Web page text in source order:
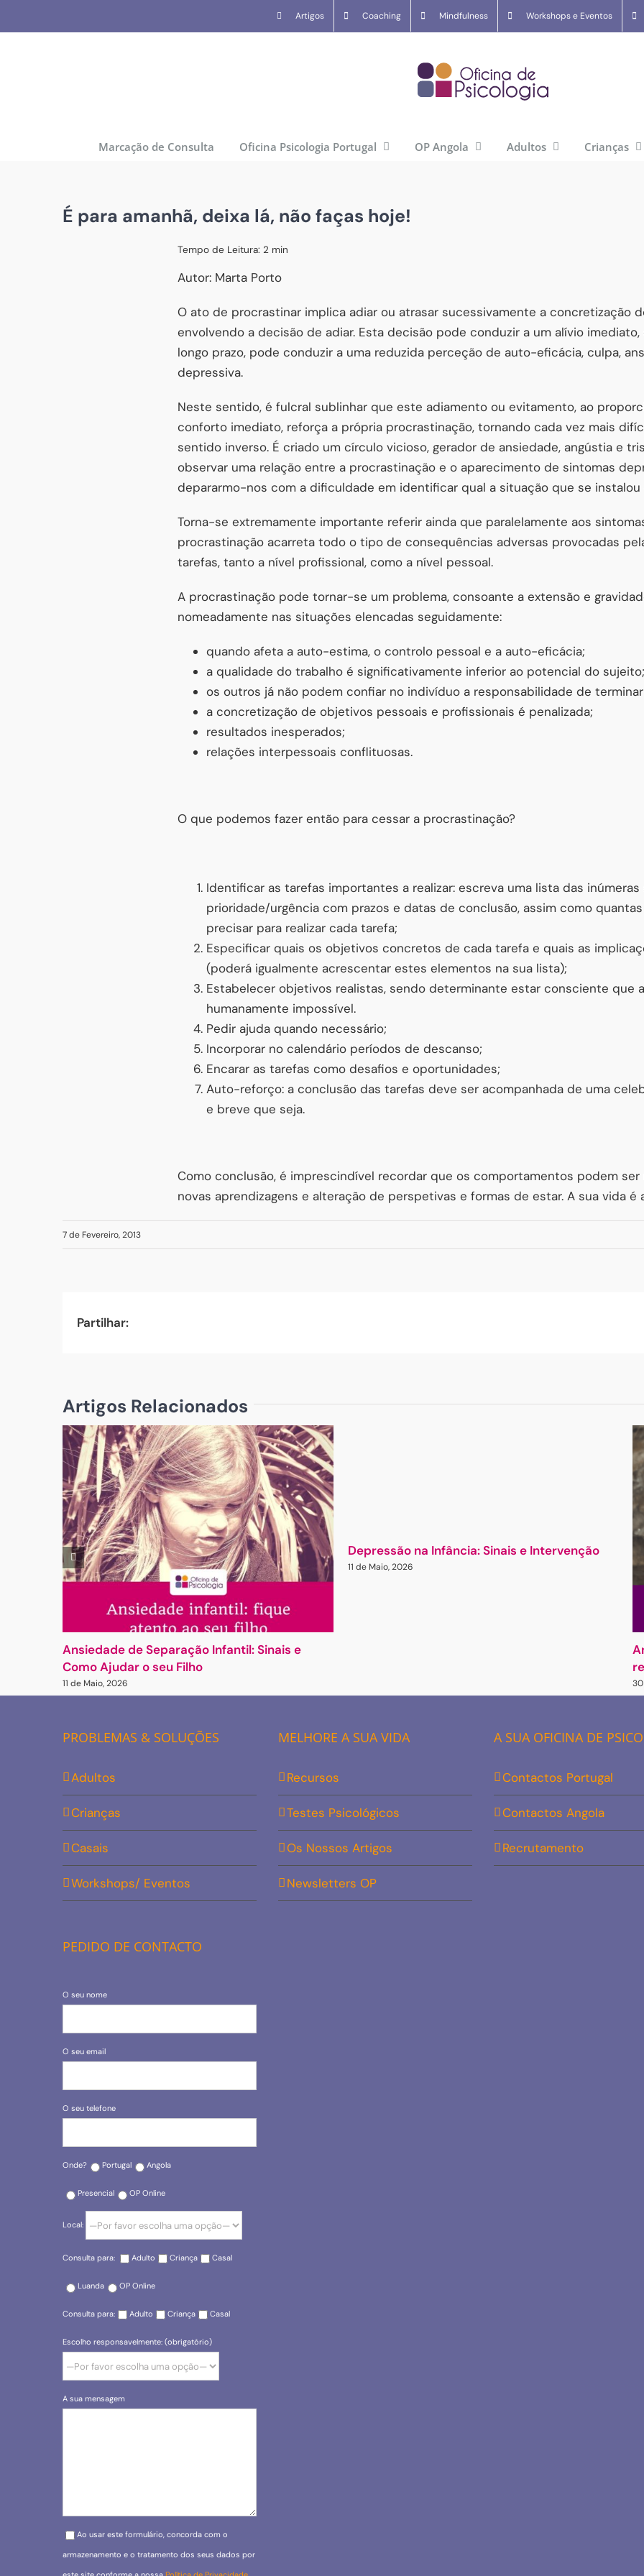
to
Artigos Coaching Mindfulness Workshops e Eventos
Marcação de Consulta Oficina Psicologia Portugal OP Angola Adultos Crianças
É para amanhã, deixa lá, não faças hoje!
Tempo de Leitura: 2 min
Autor: Marta Porto
O ato de procrastinar implica adiar ou atrasar sucessivamente a concretização
envolvendo a decisão de adiar. Esta decisão pode conduzir a um alívio
longo prazo, pode conduzir a uma reduzida perceção de auto-eficácia, culpa,
depressiva.
Neste sentido, é fulcral sublinhar que este adiamento ou evitamento, ao
conforto imediato, reforça a própria procrastinação, tornando cada vez mais
sentido inverso. É criado um círculo vicioso, gerador de ansiedade, angústia e
observar uma relação entre a procrastinação e o aparecimento de sintomas
depararmo-nos com a dificuldade em identificar qual a situação que se instalou
Torna-se extremamente importante referir ainda que paralelamente aos
procrastinação acarreta todo o tipo de consequências adversas provocadas
tarefas, tanto a nível profissional, como a nível pessoal.
A procrastinação pode tornar-se um problema, consoante a extensão e
nomeadamente nas situações elencadas seguidamente:
quando afeta a auto-estima, o controlo pessoal e a auto-eficácia;
a qualidade do trabalho é significativamente inferior ao potencial do sujeito;
os outros já não podem confiar no indivíduo a responsabilidade de
a concretização de objetivos pessoais e profissionais é penalizada;
resultados inesperados;
relações interpessoais conflituosas.
O que podemos fazer então para cessar a procrastinação?
Identificar as tarefas importantes a realizar: escreva uma lista das
prioridade/urgência com prazos e datas de conclusão, assim como
precisar para realizar cada tarefa;
Especificar quais os objetivos concretos de cada tarefa e quais as
(poderá igualmente acrescentar estes elementos na sua lista);
Estabelecer objetivos realistas, sendo determinante estar consciente que
humanamente impossível.
Pedir ajuda quando necessário;
Incorporar no calendário períodos de descanso;
Encarar as tarefas como desafios e oportunidades;
Auto-reforço: a conclusão das tarefas deve ser acompanhada de uma
e breve que seja.
Como conclusão, é imprescindível recordar que os comportamentos podem
novas aprendizagens e alteração de perspetivas e formas de estar. A sua vida é
7 de Fevereiro, 2013
Partilhar:
Artigos Relacionados
Ansiedade de Separação Infantil: Sinais e
Como Ajudar o seu Filho
11 de Maio, 2026
Depressão na Infância: Sinais e Intervenção
11 de Maio, 2026
PROBLEMAS & SOLUÇÕES
Adultos
Crianças
Casais
Workshops/ Eventos
PEDIDO DE CONTACTO
O seu nome
O seu email
O seu telefone
Onde? Portugal Angola
Presencial OP Online
Local:
Consulta para: Adulto Criança Casal
Luanda OP Online
Consulta para: Adulto Criança Casal
Escolho responsavelmente: (obrigatório)
A sua mensagem
Please leave this field empty.
Ao usar este formulário, concorda com o
armazenamento e o tratamento dos seus dados por
MELHORE A SUA VIDA
Recursos
Testes Psicológicos
Os Nossos Artigos
Newsletters OP
A SUA OFICINA DE
Contactos Portugal
Contactos Angola
Recrutamento